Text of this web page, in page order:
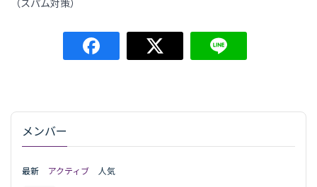
メンバー
最新 アクティブ 人気